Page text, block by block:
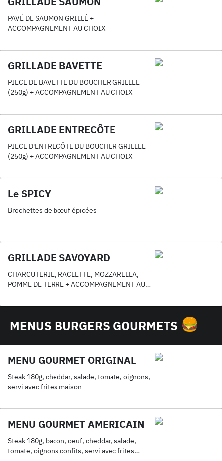
PAVÉ DE SAUMON GRILLÉ +
ACCOMPAGNEMENT AU CHOIX
GRILLADE BAVETTE
PIECE DE BAVETTE DU BOUCHER GRILLEE
(250g) + ACCOMPAGNEMENT AU CHOIX
GRILLADE ENTRECÔTE
PIECE D'ENTRECÔTE DU BOUCHER GRILLEE
(250g) + ACCOMPAGNEMENT AU CHOIX
Le SPICY
Brochettes de bœuf épicées
GRILLADE SAVOYARD
CHARCUTERIE, RACLETTE, MOZZARELLA,
POMME DE TERRE + ACCOMPAGNEMENT AU
MENUS BURGERS GOURMETS
MENU GOURMET ORIGINAL
Steak 180g, cheddar, salade, tomate, oignons,
servi avec frites maison
MENU GOURMET AMERICAIN
Steak 180g, bacon, oeuf, cheddar, salade,
tomate, oignons confits, servi avec frites